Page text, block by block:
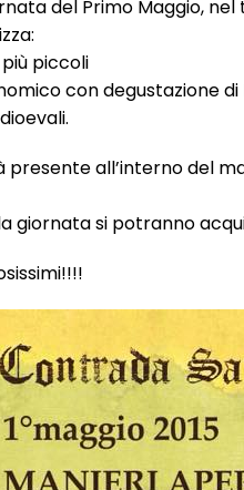
del Primo Maggio,
piccoli
con degustazione di
presente all’interno del
giornata si potranno